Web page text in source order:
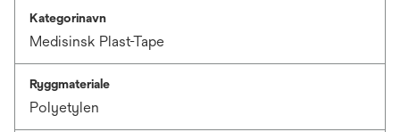
Kategorinavn
Medisinsk Plast-Tape
Ryggmateriale
Polyetylen